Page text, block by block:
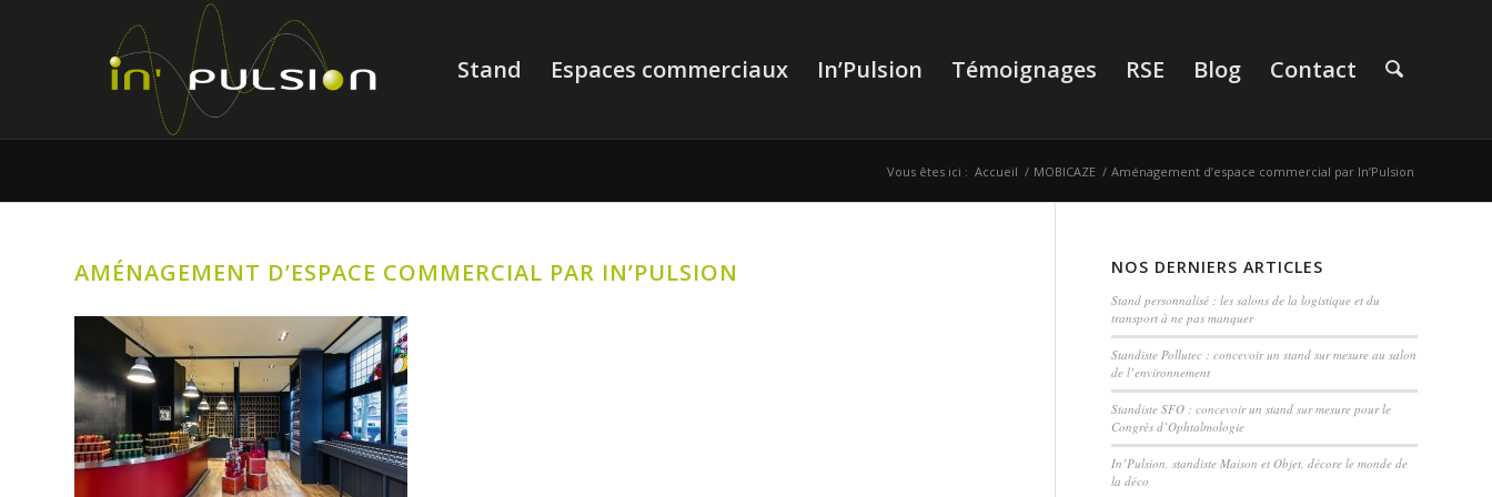
Stand Espaces commerciaux In’Pulsion Témoignages RSE Blog Contact
Vous êtes ici : Accueil / MOBICAZE / Aménagement d’espace commercial par In’Pulsion
AMÉNAGEMENT D’ESPACE COMMERCIAL PAR IN’PULSION NOS DERNIERS ARTICLES
Stand personnalisé : les salons de la logistique et du
transport à ne pas manquer
Standiste Pollutec : concevoir un stand sur mesure au salon
de l’environnement
Standiste SFO : concevoir un stand sur mesure pour le
Congrès d’Ophtalmologie
In’Pulsion, standiste Maison et Objet, décore le monde de
la déco